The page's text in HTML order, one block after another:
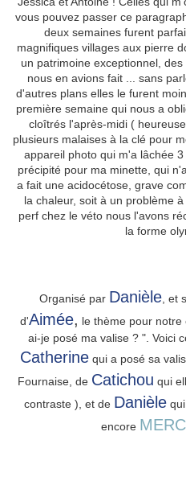
vous pouvez passer ce
deux semaines furent
magnifiques villages aux pierre
un patrimoine exceptionnel,
nous en avions fait ... sans
d'autres plans elles le furent
première semaine qui nous a
cloîtrés l'après-midi (
plusieurs malaises à la clé pour
appareil photo qui m'a lâchée
précipité pour ma minette, qui
a fait une acidocétose, grave
la chaleur, soit à un problème
perf chez le véto nous l'avons
la forme
Organisé par Danièle , et
d'Aimée, le thème pour notre
ai-je posé ma valise ? ". Voici
Catherine qui a posé sa
Fournaise, de Catichou qui
contraste ), et de Danièlequi
encore